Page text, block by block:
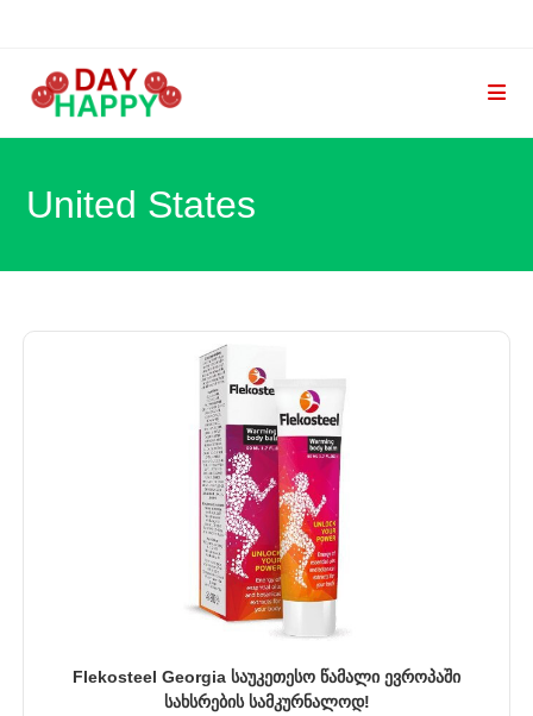
United States
Flekosteel Georgia საუკეთესო წამალი ევროპაში
სახსრების სამკურნალოდ!